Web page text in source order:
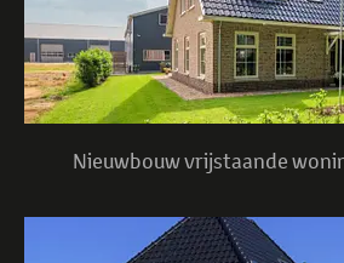
Nieuwbouw vrijstaande